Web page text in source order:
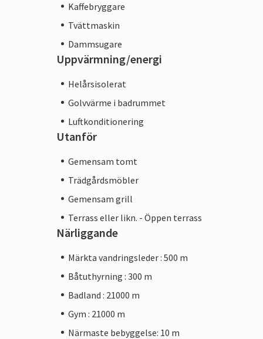
Kaffebryggare
Tvättmaskin
Dammsugare
Uppvärmning/energi
Helårsisolerat
Golvvärme i badrummet
Luftkonditionering
Utanför
Gemensam tomt
Trädgårdsmöbler
Gemensam grill
Terrass eller likn. - Öppen terrass
Närliggande
Märkta vandringsleder : 500 m
Båtuthyrning : 300 m
Badland : 21000 m
Gym : 21000 m
Närmaste bebyggelse: 10 m